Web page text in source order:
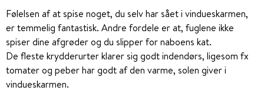
Følelsen af at spise noget, du selv har sået i vindueskarmen,
er temmelig fantastisk. Andre fordele er at, fuglene ikke
spiser dine afgrøder og du slipper for naboens kat.
De fleste krydderurter klarer sig godt indendørs, ligesom fx
tomater og peber har godt af den varme, solen giver i
vindueskarmen.